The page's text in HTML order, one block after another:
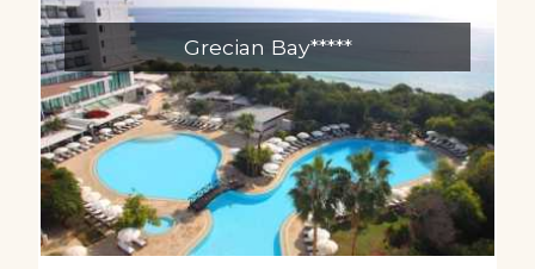
Grecian Bay*****